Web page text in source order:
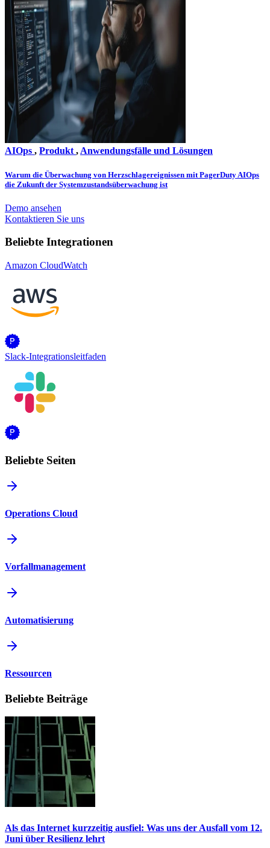
AIOps , Produkt , Anwendungsfälle und Lösungen
Warum die Überwachung von Herzschlagereignissen mit PagerDuty AIOps
die Zukunft der Systemzustandsüberwachung ist
Demo ansehen
Kontaktieren Sie uns
Beliebte Integrationen
Amazon CloudWatch
Slack-Integrationsleitfaden
Beliebte Seiten
Operations Cloud
Vorfallmanagement
Automatisierung
Ressourcen
Beliebte Beiträge
Als das Internet kurzzeitig ausfiel: Was uns der Ausfall vom 12.
Juni über Resilienz lehrt